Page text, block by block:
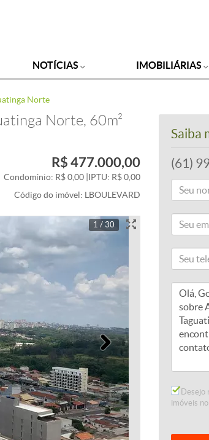
NOTÍCIAS IMOBILIÁRIAS
Norte
Norte, 60m²
R$ 477.000,00
Condomínio: R$ 0,00 IPTU: R$ 0,00
Código do imóvel: LBOULEVARD
1 / 30
Próximo
Saiba
(61)
Desejo
imóveis